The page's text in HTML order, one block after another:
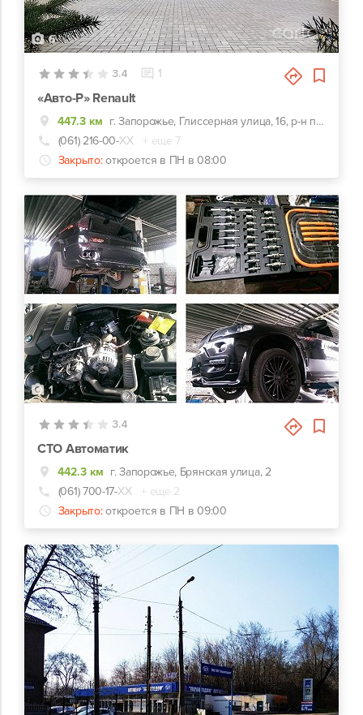
6
3.4 1
«Авто-Р» Renault
447.3 км
г. Запорожье, Глиссерная улица, 16, р-н парка «Дубовая роща»
(061) 216-00-ХХ
+ еще 7
Закрыто: откроется в ПН в 08:00
1
3.4
СТО Автоматик
442.3 км г. Запорожье, Брянская улица, 2
(061) 700-17-ХХ
+ еще 2
Закрыто: откроется в ПН в 09:00